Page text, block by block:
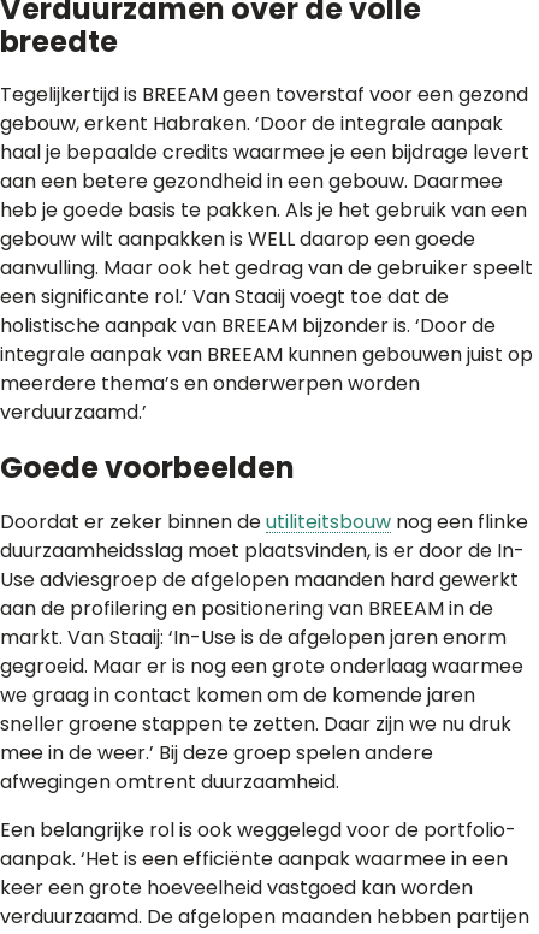
Verduurzamen over de volle
breedte
Tegelijkertijd is BREEAM geen toverstaf voor een gezond
gebouw, erkent Habraken. ‘Door de integrale aanpak
haal je bepaalde credits waarmee je een bijdrage levert
aan een betere gezondheid in een gebouw. Daarmee
heb je goede basis te pakken. Als je het gebruik van een
gebouw wilt aanpakken is WELL daarop een goede
aanvulling. Maar ook het gedrag van de gebruiker speelt
een significante rol.’ Van Staaij voegt toe dat de
holistische aanpak van BREEAM bijzonder is. ‘Door de
integrale aanpak van BREEAM kunnen gebouwen juist op
meerdere thema’s en onderwerpen worden
verduurzaamd.’
Goede voorbeelden
Doordat er zeker binnen deutiliteitsbouw nog een flinke
duurzaamheidsslag moet plaatsvinden, is er door de In-
Use adviesgroep de afgelopen maanden hard gewerkt
aan de profilering en positionering van BREEAM in de
markt. Van Staaij: ‘In-Use is de afgelopen jaren enorm
gegroeid. Maar er is nog een grote onderlaag waarmee
we graag in contact komen om de komende jaren
sneller groene stappen te zetten. Daar zijn we nu druk
mee in de weer.’ Bij deze groep spelen andere
afwegingen omtrent duurzaamheid.
Een belangrijke rol is ook weggelegd voor de portfolio-
aanpak. ‘Het is een efficiënte aanpak waarmee in een
keer een grote hoeveelheid vastgoed kan worden
verduurzaamd. De afgelopen maanden hebben partijen